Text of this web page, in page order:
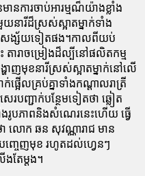
ានការចាប់អារម្មណ៏យ៉ាងខ្លាំង
នារីដ៏ស្រស់ស្អាតម្នាក់ទាំង
យសង្ស័យទៀតផង។កាលពីយប់
តារាចម្រៀងដ៏ល្បីនៅផលិតកម្ម
ាញមុខនារីស្រស់ស្អាតម្នាក់នៅលើ
ផ្អើលគ្រប់គ្នាទាំងកណ្តាលរាត្រី
បញ្ជាក់បន្ថែមទៀតថា ឆ្លៀត
ងរូបភាពនិងសំណេរនេះហើយ ធ្វើ
ា លោក ឆន សុវណ្ណារាជ មាន
ញ្ចេញមុខ រហូតដល់ហ្វេនៗ
តែម្តង។